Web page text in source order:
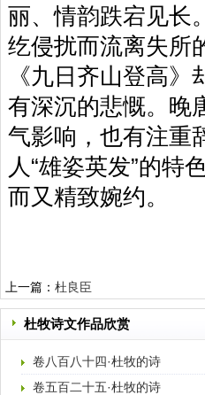
丽、情韵跌宕见长
纥侵扰而流离失所
《九日齐山登高
有深沉的悲慨。晚
气影响，也有注重
人“雄姿英发”的特
而又精致婉约。
上一篇： 杜良臣
杜牧诗文作品欣赏
卷八百八十四·杜牧的诗
卷五百二十五·杜牧的诗